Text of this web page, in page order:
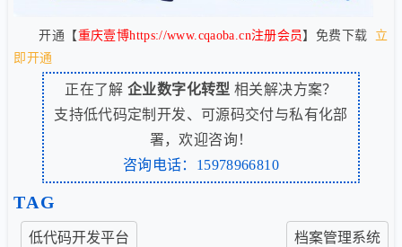
开通【重庆壹博https://www.cqaoba.cn注册会员】免费下载 立
即开通
正在了解企业数字化转型 相关解决方案？
支持低代码定制开发、可源码交付与私有化部
署，欢迎咨询！
咨询电话：15978966810
TAG
低代码开发平台 档案管理系统